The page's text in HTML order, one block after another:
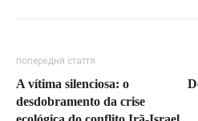
попередня стаття
A vítima silenciosa: o
desdobramento da crise